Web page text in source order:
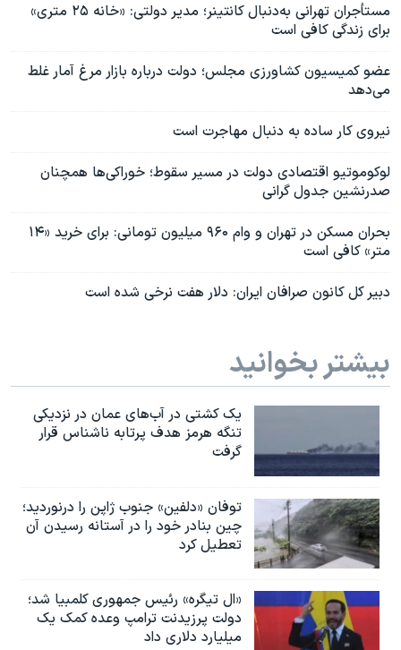
مستأجران تهرانی به‌دنبال کانتینر؛ مدیر دولتی: «خانه ۲۵ متری»
برای زندگی کافی است
عضو کمیسیون کشاورزی مجلس؛ دولت درباره بازار مرغ آمار غلط
می‌دهد
نیروی کار ساده به دنبال مهاجرت است
لوکوموتیو اقتصادی دولت در مسیر سقوط؛ خوراکی‌ها همچنان
صدرنشین جدول گرانی‌
بحران مسکن در تهران و وام ۹۶۰ میلیون تومانی: برای خرید «۱۴
متر» کافی است
دبیر کل کانون صرافان ایران: دلار هفت نرخی شده است
بیشتر بخوانید
یک کشتی در آب‌های عمان در نزدیکی
تنگه هرمز هدف پرتابه ناشناس قرار
گرفت
توفان «دلفین» جنوب ژاپن را درنوردید؛
چین بنادر خود را در آستانه رسیدن آن
تعطیل کرد
«ال تیگره» رئیس جمهوری کلمبیا شد؛
دولت پرزیدنت ترامپ وعده کمک یک
میلیارد دلاری داد